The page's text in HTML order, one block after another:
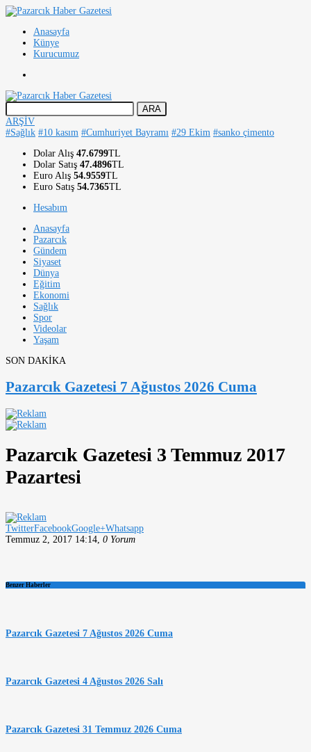
Anasayfa
Künye
Kurucumuz
ARŞİV
#Sağlık #10 kasım #Cumhuriyet Bayramı #29 Ekim #sanko çimento
Dolar Alış 47.6799TL
Dolar Satış 47.4896TL
Euro Alış 54.9559TL
Euro Satış 54.7365TL
Hesabım
Anasayfa
Pazarcık
Gündem
Siyaset
Dünya
Eğitim
Ekonomi
Sağlık
Spor
Videolar
Yaşam
SON DAKİKA
Pazarcık Gazetesi 7 Ağustos 2026 Cuma
Pazarcık Gazetesi 3 Temmuz 2017
Pazartesi
TwitterFacebookGoogle+Whatsapp
Temmuz 2, 2017 14:14, 0 Yorum
Benzer Haberler
Pazarcık Gazetesi 7 Ağustos 2026 Cuma
Pazarcık Gazetesi 4 Ağustos 2026 Salı
Pazarcık Gazetesi 31 Temmuz 2026 Cuma